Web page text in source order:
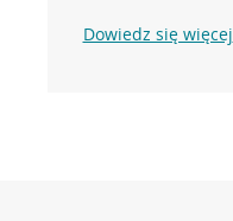
Dowiedz się więcej